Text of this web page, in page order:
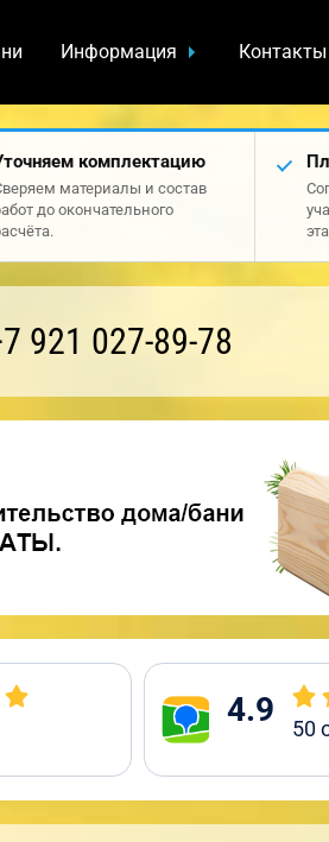
Информация Контакты
комплектацию
материалы и состав
до окончательного
921 027-89-78
4.9 50